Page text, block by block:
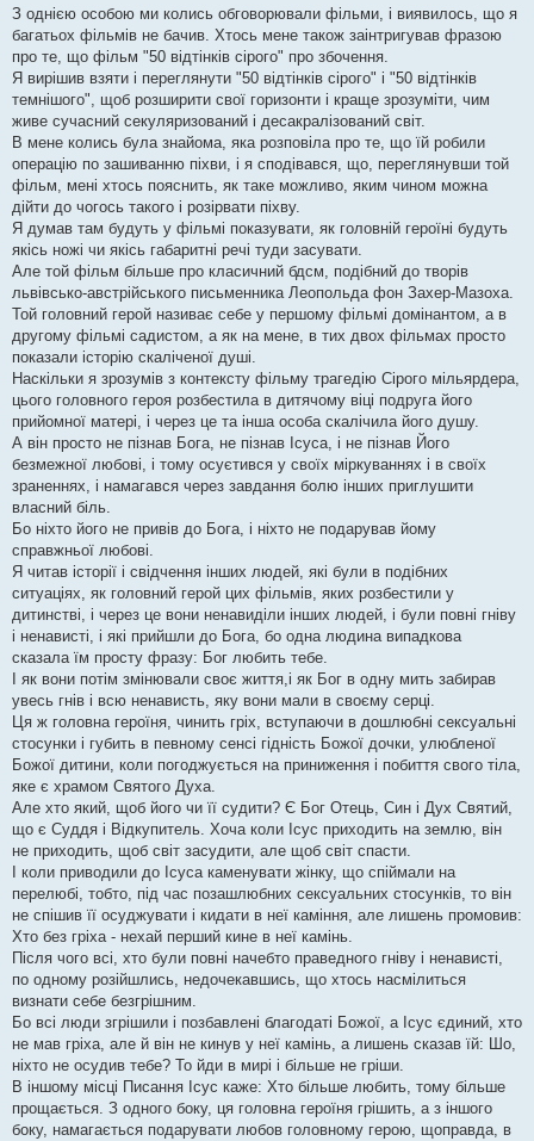
л
е
н
н
я
З однією особою ми колись обговорювали фільми, і виявилось, що я
багатьох фільмів не бачив. Хтось мене також заінтригував фразою
про те, що фільм "50 відтінків сірого" про збочення.
Я вирішив взяти і переглянути "50 відтінків сірого" і "50 відтінків
темнішого", щоб розширити свої горизонти і краще зрозуміти, чим
живе сучасний секуляризований і десакралізований світ.
В мене колись була знайома, яка розповіла про те, що їй робили
операцію по зашиванню піхви, і я сподівався, що, переглянувши той
фільм, мені хтось пояснить, як таке можливо, яким чином можна
дійти до чогось такого і розірвати піхву.
Я думав там будуть у фільмі показувати, як головній героїні будуть
якісь ножі чи якісь габаритні речі туди засувати.
Але той фільм більше про класичний бдсм, подібний до творів
львівсько-австрійського письменника Леопольда фон Захер-Мазоха.
Той головний герой називає себе у першому фільмі домінантом, а в
другому фільмі садистом, а як на мене, в тих двох фільмах просто
показали історію скаліченої душі.
Наскільки я зрозумів з контексту фільму трагедію Сірого мільярдера,
цього головного героя розбестила в дитячому віці подруга його
прийомної матері, і через це та інша особа скалічила його душу.
А він просто не пізнав Бога, не пізнав Ісуса, і не пізнав Його
безмежної любові, і тому осуєтився у своїх міркуваннях і в своїх
зраненнях, і намагався через завдання болю інших приглушити
власний біль.
Бо ніхто його не привів до Бога, і ніхто не подарував йому
справжньої любові.
Я читав історії і свідчення інших людей, які були в подібних
ситуаціях, як головний герой цих фільмів, яких розбестили у
дитинстві, і через це вони ненавиділи інших людей, і були повні гніву
і ненависті, і які прийшли до Бога, бо одна людина випадкова
сказала їм просту фразу: Бог любить тебе.
І як вони потім змінювали своє життя,і як Бог в одну мить забирав
увесь гнів і всю ненависть, яку вони мали в своєму серці.
Ця ж головна героїня, чинить гріх, вступаючи в дошлюбні сексуальні
стосунки і губить в певному сенсі гідність Божої дочки, улюбленої
Божої дитини, коли погоджується на приниження і побиття свого тіла,
яке є храмом Святого Духа.
Але хто який, щоб його чи її судити? Є Бог Отець, Син і Дух Святий,
що є Суддя і Відкупитель. Хоча коли Ісус приходить на землю, він
не приходить, щоб світ засудити, але щоб світ спасти.
І коли приводили до Ісуса каменувати жінку, що спіймали на
перелюбі, тобто, під час позашлюбних сексуальних стосунків, то він
не спішив її осуджувати і кидати в неї каміння, але лишень промовив:
Хто без гріха - нехай перший кине в неї камінь.
Після чого всі, хто були повні начебто праведного гніву і ненависті,
по одному розійшлись, недочекавшись, що хтось насмілиться
визнати себе безгрішним.
Бо всі люди згрішили і позбавлені благодаті Божої, а Ісус єдиний, хто
не мав гріха, але й він не кинув у неї камінь, а лишень сказав їй: Шо,
ніхто не осудив тебе? То йди в мирі і більше не гріши.
В іншому місці Писання Ісус каже: Хто більше любить, тому більше
прощається. З одного боку, ця головна героїня грішить, а з іншого
боку, намагається подарувати любов головному герою, щоправда, в